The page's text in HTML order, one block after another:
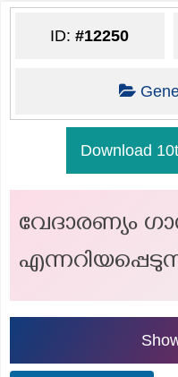
ID:#12250
Download
വേദാരണ്യം